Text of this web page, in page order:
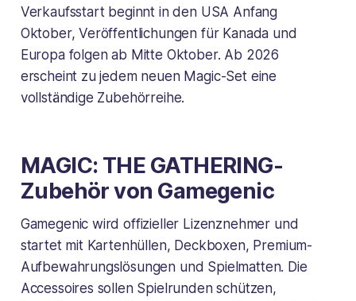
Verkaufsstart beginnt in den USA Anfang
Oktober, Veröffentlichungen für Kanada und
Europa folgen ab Mitte Oktober. Ab 2026
erscheint zu jedem neuen Magic-Set eine
vollständige Zubehörreihe.
MAGIC: THE GATHERING-
Zubehör von Gamegenic
Gamegenic wird offizieller Lizenznehmer und
startet mit Kartenhüllen, Deckboxen, Premium-
Aufbewahrungslösungen und Spielmatten. Die
Accessoires sollen Spielrunden schützen,